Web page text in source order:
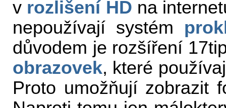
v rozlišení HD na
nepoužívají systém
důvodem je rozšíření
obrazovek, které
Proto umožňují zobrazit